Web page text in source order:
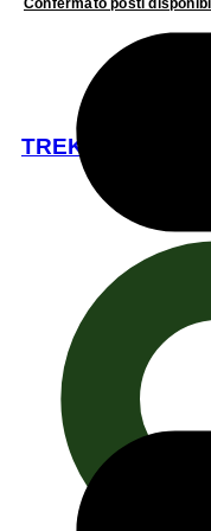
Confermato posti
TREKKING